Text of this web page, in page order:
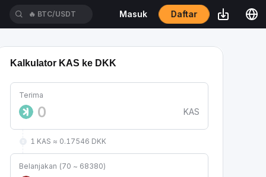
🔥 BTC/USDT Masuk Daftar
Kalkulator KAS ke DKK
Terima
KAS
1 KAS ≈ 0.17546 DKK
Belanjakan (70 ~ 68380)